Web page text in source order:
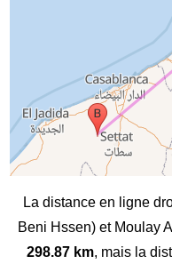
La distance en ligne
Beni Hssen) et Moulay
298.87 km, mais la